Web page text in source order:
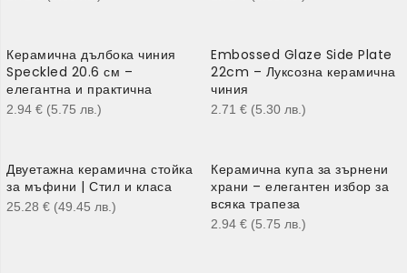
Керамична дълбока чиния
Speckled 20.6 см –
елегантна и практична
2.94 € (5.75 лв. )
Embossed Glaze Side Plate
22cm – Луксозна керамична
чиния
2.71 € (5.30 лв. )
Двуетажна керамична стойка
за мъфини | Стил и класа
25.28 € (49.45 лв. )
Керамична купа за зърнени
храни – елегантен избор за
всяка трапеза
2.94 € (5.75 лв. )